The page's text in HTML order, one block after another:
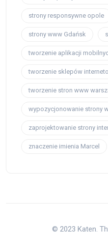
strony responsywne opole
strony www Gdańsk
tworzenie aplikacji
tworzenie sklepów
tworzenie stron www
wypozycjonowanie strony
zaprojektowanie strony
znaczenie imienia Marcel
© 2023 Katen.